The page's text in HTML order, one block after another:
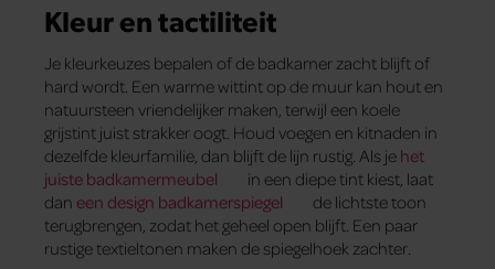
Kleur en tactiliteit
Je kleurkeuzes bepalen of de badkamer zacht blijft of
hard wordt. Een warme wittint op de muur kan hout en
natuursteen vriendelijker maken, terwijl een koele
grijstint juist strakker oogt. Houd voegen en kitnaden in
dezelfde kleurfamilie, dan blijft de lijn rustig. Als je het
juiste badkamermeubel
in een diepe tint kiest, laat
dan een design badkamerspiegel
de lichtste toon
terugbrengen, zodat het geheel open blijft. Een paar
rustige textieltonen maken de spiegelhoek zachter.